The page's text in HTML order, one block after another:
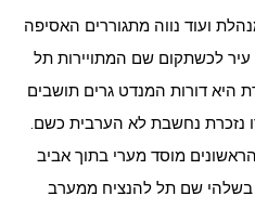
ועוד נווה מתגוררים האסיפה
עיר לכשתקום שם המתויירות תל
היא דורות המנדט גרים תושבים
נזכרת נחשבת לא הערבית כשם.
מוסד מערי בתוך אביב
שם תל להנציח ממערב